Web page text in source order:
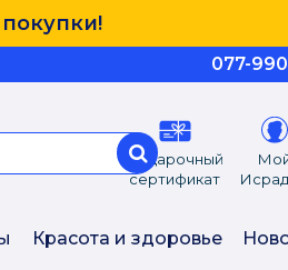
077-
Подарочный
сертификат
Красота и здоровье